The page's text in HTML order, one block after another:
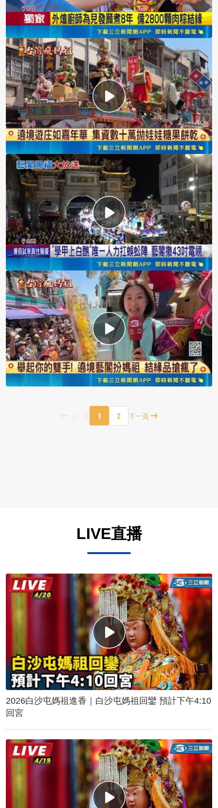
上一頁 1 2 下一頁
LIVE直播
2026白沙屯媽祖進香｜白沙屯媽祖回鑾 預計下午4:10
回宮